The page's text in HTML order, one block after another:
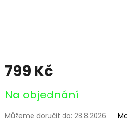
799 Kč
cena:
Na objednání
Můžeme doručit do: 28.8.2026